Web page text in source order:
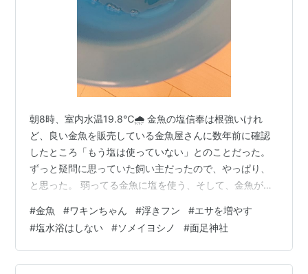
朝8時、室内水温19.8℃🌧️ 金魚の塩信奉は根強いけれ
ど、良い金魚を販売している金魚屋さんに数年前に確認
したところ「もう塩は使っていない」とのことだった。
ずっと疑問に思っていた飼い主だったので、やっぱり、
と思った。 弱ってる金魚に塩を使う、そして、金魚が生
だ。生還した金魚はその後、長生きしてるだろうか❓️ ※ た
だし、実は強かった金魚に塩水浴や薬浴を行った場合は
あまり影響はないし(寄生虫の駆除以外は効き目も微妙か
も) 飼育槽の水質さえ安定していれば、長生きもしてるは
#金魚 #ワキンちゃん #浮きフン #エサを増やす
#塩水浴はしない #ソメイヨシノ #面足神社